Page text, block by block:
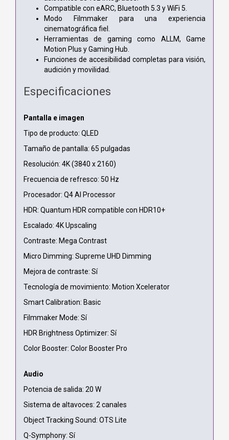
Compatible con eARC, Bluetooth 5.3 y WiFi 5.
Modo Filmmaker para una experiencia
cinematográfica fiel.
Herramientas de gaming como ALLM, Game
Motion Plus y Gaming Hub.
Funciones de accesibilidad completas para visión,
audición y movilidad.
Especificaciones
Pantalla e imagen
Tipo de producto: QLED
Tamaño de pantalla: 65 pulgadas
Resolución: 4K (3840 x 2160)
Frecuencia de refresco: 50 Hz
Procesador: Q4 AI Processor
HDR: Quantum HDR compatible con HDR10+
Escalado: 4K Upscaling
Contraste: Mega Contrast
Micro Dimming: Supreme UHD Dimming
Mejora de contraste: Sí
Tecnología de movimiento: Motion Xcelerator
Smart Calibration: Basic
Filmmaker Mode: Sí
HDR Brightness Optimizer: Sí
Color Booster: Color Booster Pro
Audio
Potencia de salida: 20 W
Sistema de altavoces: 2 canales
Object Tracking Sound: OTS Lite
Q-Symphony: Sí